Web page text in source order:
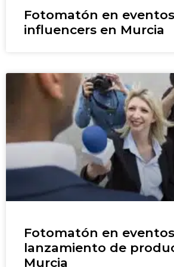
Fotomatón en
influencers en Murcia
Fotomatón en
lanzamiento de
Murcia